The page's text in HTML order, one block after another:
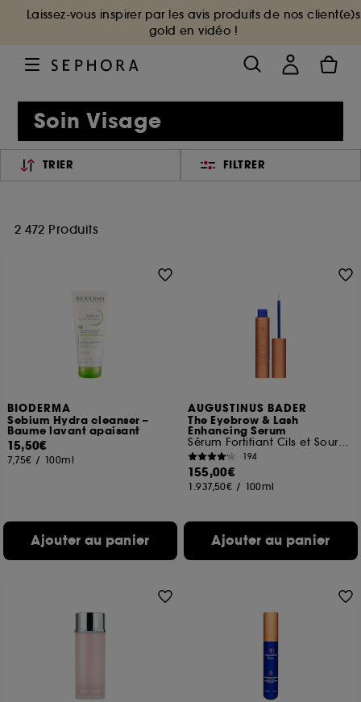
Laissez-vous inspirer par les avis produits de nos client(e)s
gold en vidéo !
Soin Visage
TRIER FILTRER
2 472 Produits
BIODERMA
Sebium Hydra cleanser –
Baume lavant apaisant
15,50€
7,75€ / 100ml
Ajouter au panier
AUGUSTINUS BADER
The Eyebrow & Lash
Enhancing Serum
Sérum Fortifiant Cils et Sourcils
194
155,00€
1.937,50€ / 100ml
Ajouter au panier